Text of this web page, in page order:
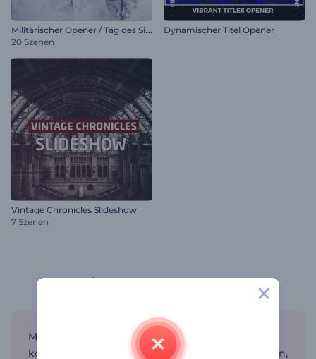
M
ilitärischer Opener / Tag des Sieges
20 Szenen
Dynamischer Titel Opener
Vintage Chronicles Slideshow
7 Szenen
Teaser-Videovorlagen von Renderforest
Mit den Teaser-Video-Vorlagen von Renderforest
können Sie ansprechende Teaser-Videos erstellen,